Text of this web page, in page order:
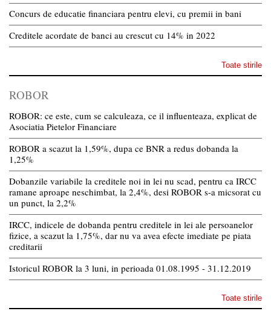
Concurs de educatie financiara pentru elevi, cu premii in bani
Creditele acordate de banci au crescut cu 14% in 2022
Toate stirile
ROBOR
ROBOR: ce este, cum se calculeaza, ce il influenteaza, explicat de
Asociatia Pietelor Financiare
ROBOR a scazut la 1,59%, dupa ce BNR a redus dobanda la
1,25%
Dobanzile variabile la creditele noi in lei nu scad, pentru ca IRCC
ramane aproape neschimbat, la 2,4%, desi ROBOR s-a micsorat cu
un punct, la 2,2%
IRCC, indicele de dobanda pentru creditele in lei ale persoanelor
fizice, a scazut la 1,75%, dar nu va avea efecte imediate pe piata
creditarii
Istoricul ROBOR la 3 luni, in perioada 01.08.1995 - 31.12.2019
Toate stirile